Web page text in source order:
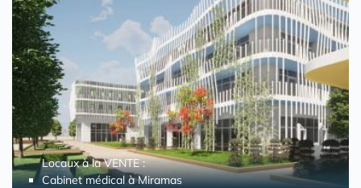
Locaux à la VENTE :
Cabinet médical à Miramas